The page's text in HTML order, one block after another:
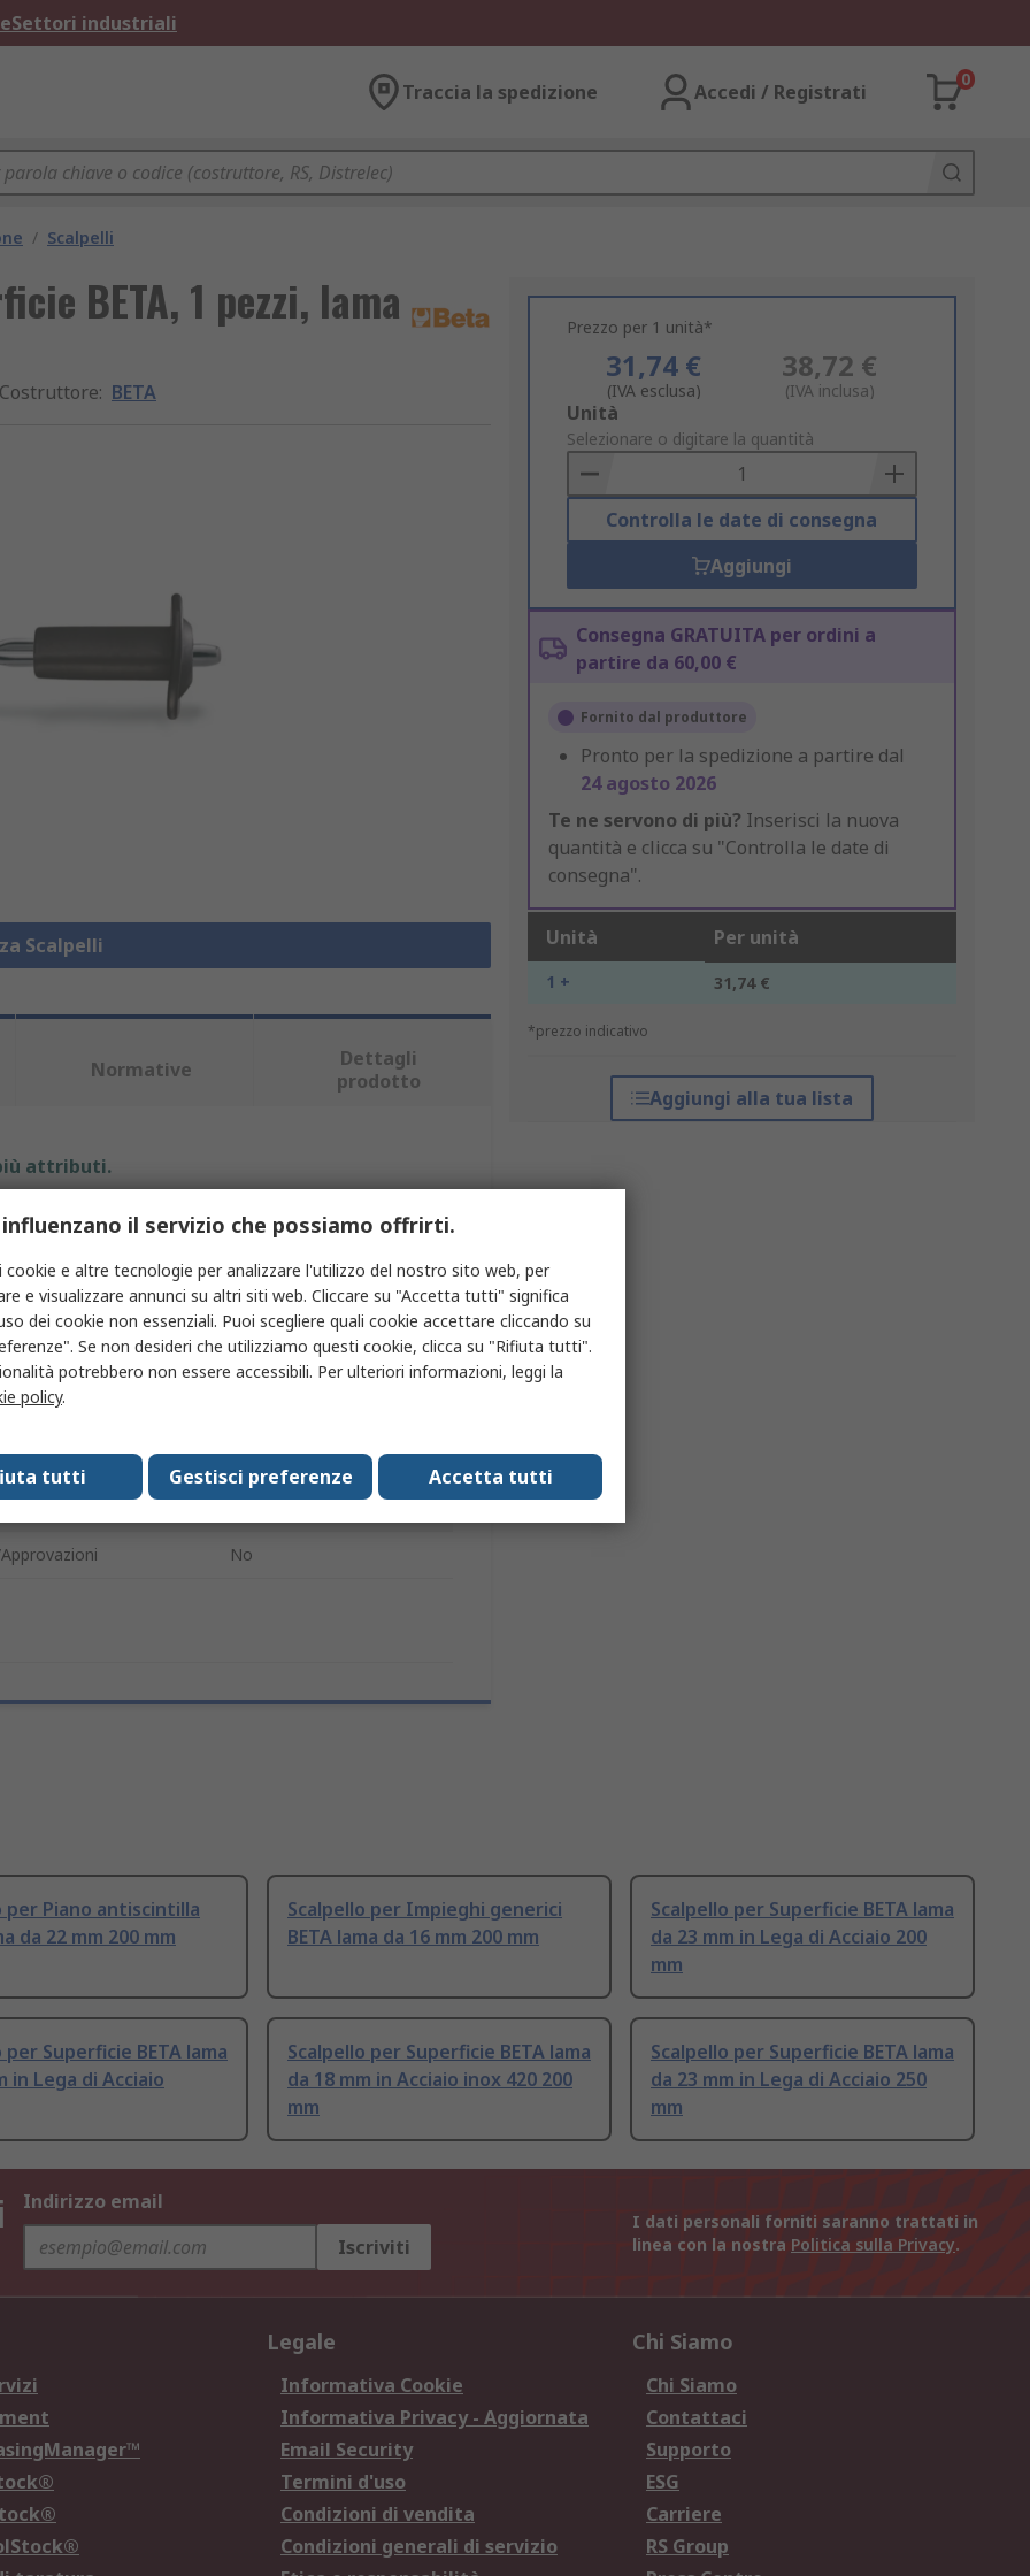
Settori industriali
Traccia la spedizione Accedi / Registrati
0
/ Scalpelli
BETA, 1 pezzi, lama
Costruttore: BETA
Scalpelli
Prezzo per 1 unità*
31,74 €
(IVA esclusa)
38,72 €
(IVA inclusa)
Add
to
Basket
Unità
Selezionare o digitare la quantità
Controlla le date di consegna
Aggiungi
Consegna GRATUITA per ordini a
partire da 60,00 €
Fornito dal produttore
Pronto per la spedizione a partire dal
24 agosto 2026
Te ne servono di più? Inserisci la nuova
quantità e clicca su "Controlla le date di
consegna".
Unità Per unità
1 + 31,74 €
*prezzo indicativo
Aggiungi alla tua lista
Normative
Dettagli
prodotto
attributi.
Valore
BETA
lama 8mm
Punta a scalpello
pezzi
Superficie
No
per Piano antiscintilla
da 22 mm 200 mm
Scalpello per Impieghi generici
BETA lama da 16 mm 200 mm
Scalpello per Superficie BETA lama
da 23 mm in Lega di Acciaio 200
mm
per Superficie BETA lama
in Lega di Acciaio
Scalpello per Superficie BETA lama
da 18 mm in Acciaio inox 420 200
mm
Scalpello per Superficie BETA lama
da 23 mm in Lega di Acciaio 250
mm
Indirizzo email
Iscriviti
I dati personali forniti saranno trattati in
linea con la nostra Politica sulla Privacy.
Legale
Informativa Cookie
Informativa Privacy - Aggiornata
Email Security
Termini d'uso
Condizioni di vendita
Condizioni generali di servizio
Chi Siamo
Chi Siamo
Contattaci
Supporto
ESG
Carriere
RS Group
il servizio che possiamo offrirti.
cookie e altre tecnologie per analizzare l'utilizzo del nostro sito web, per
e visualizzare annunci su altri siti web. Cliccare su "Accetta tutti" significa
dei cookie non essenziali. Puoi scegliere quali cookie accettare cliccando su
Se non desideri che utilizziamo questi cookie, clicca su "Rifiuta tutti".
potrebbero non essere accessibili. Per ulteriori informazioni, leggi la
policy.
Accetta tutti
Gestisci preferenze
tutti